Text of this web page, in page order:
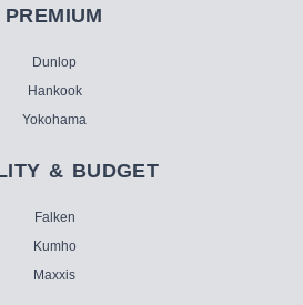
PREMIUM
Dunlop
Hankook
Yokohama
& BUDGET
Falken
Kumho
Maxxis